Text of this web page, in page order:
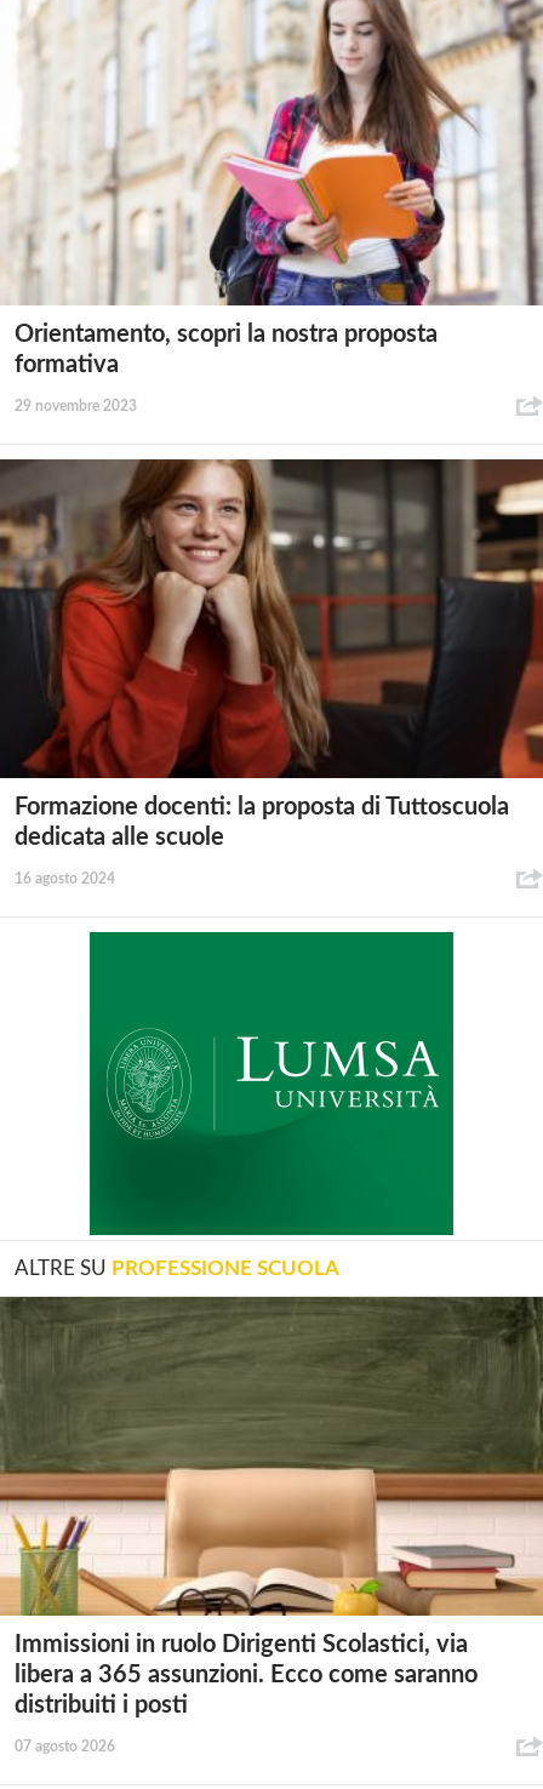
Orientamento, scopri la nostra proposta
formativa
29 novembre 2023
Formazione docenti: la proposta di Tuttoscuola
dedicata alle scuole
16 agosto 2024
ALTRE SU PROFESSIONE SCUOLA
Immissioni in ruolo Dirigenti Scolastici, via
libera a 365 assunzioni. Ecco come saranno
distribuiti i posti
07 agosto 2026